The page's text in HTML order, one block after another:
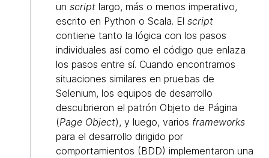
un script largo, más o menos imperativo,
escrito en Python o Scala. El script
contiene tanto la lógica con los pasos
individuales así como el código que enlaza
los pasos entre sí. Cuando encontramos
situaciones similares en pruebas de
Selenium, los equipos de desarrollo
descubrieron el patrón Objeto de Página
(Page Object), y luego, varios frameworks
para el desarrollo dirigido por
comportamientos (BDD) implementaron una